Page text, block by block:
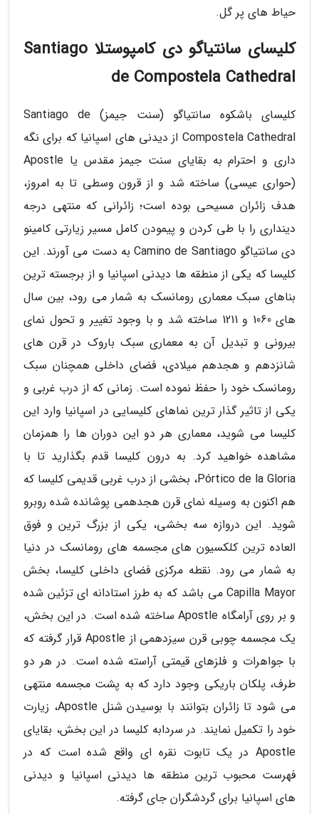
حیاط های پر گل.
کلیسای سانتیاگو دی کامپوستلا Santiago
de Compostela Cathedral
کلیسای باشکوه سانتیاگو (سنت جیمز) Santiago de
Compostela Cathedral از دیدنی های اسپانیا که برای نگه
داری و احترام به بقایای سنت جیمز مقدس یا Apostle
(حواری عیسی) ساخته شد و از قرون وسطی تا به امروز،
هدف زائران مسیحی بوده است؛ زائرانی که منتهی درجه
دینداری را با طی کردن و پیمودن کامل مسیر زیارتی کامینو
دی سانتیاگو Camino de Santiago به دست می آورند. این
کلیسا که یکی از منطقه ها دیدنی اسپانیا و از برجسته ترین
بناهای سبک معماری رومانسک به شمار می رود، بین سال
های 1060 و 1211 ساخته شد و با وجود تغییر و تحول نمای
بیرونی و تبدیل آن به معماری سبک باروک در قرن های
شانزدهم و هجدهم میلادی، فضای داخلی همچنان سبک
رومانسک خود را حفظ نموده است. زمانی که از درب غربی و
یکی از تاثیر گذار ترین نماهای کلیسایی در اسپانیا وارد این
کلیسا می شوید، معماری هر دو این دوران ها را همزمان
مشاهده خواهید کرد. به درون کلیسا قدم بگذارید تا با
Pórtico de la Gloria، بخشی از درب غربی قدیمی کلیسا که
هم اکنون به وسیله نمای قرن هجدهمی پوشانده شده روبرو
شوید. این دروازه سه بخشی، یکی از بزرگ ترین و فوق
العاده ترین کلکسیون های مجسمه های رومانسک در دنیا
به شمار می رود. نقطه مرکزی فضای داخلی کلیسا، بخش
Capilla Mayor می باشد که به طرز استادانه ای تزئین شده
و بر روی آرامگاه Apostle ساخته شده است. در این بخش،
یک مجسمه چوبی قرن سیزدهمی از Apostle قرار گرفته که
با جواهرات و فلزهای قیمتی آراسته شده است. در هر دو
طرف، پلکان باریکی وجود دارد که به پشت مجسمه منتهی
می شود تا زائران بتوانند با بوسیدن شنل Apostle، زیارت
خود را تکمیل نمایند. در سردابه کلیسا در این بخش، بقایای
Apostle در یک تابوت نقره ای واقع شده است که در
فهرست محبوب ترین منطقه ها دیدنی اسپانیا و دیدنی
های اسپانیا برای گردشگران جای گرفته.